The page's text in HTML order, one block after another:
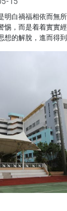
明白禍福相依而無
惕，而是着着實實
的解脫，進而得到